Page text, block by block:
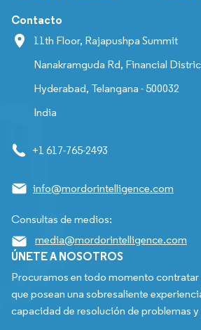
Contacto
11th Floor, Rajapushpa Summit
Nanakramguda Rd, Financial
Hyderabad, Telangana - 500032
India
+1 617-765-2493
info@mordorintelligence.com
Consultas de medios:
media@mordorintelligence.com
ÚNETE A NOSOTROS
Procuramos en todo momento contratar
que posean una sobresaliente
capacidad de resolución de problemas